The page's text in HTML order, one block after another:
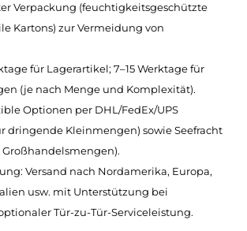
Verpackung (feuchtigkeitsgeschützte
Kartons) zur Vermeidung von
für Lagerartikel; 7–15 Werktage für
(je nach Menge und Komplexität).
Optionen per DHL/FedEx/UPS
dringende Kleinmengen) sowie Seefracht
Versand nach Nordamerika, Europa,
usw. mit Unterstützung bei
Tür-zu-Tür-Serviceleistung.